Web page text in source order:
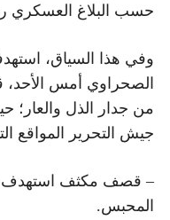
حسب البلاغ العسكري رقم 201 الصادر عن وزارة الدفاع
وفي هذا السياق،
الصحراوي أمس الأحد،
من جدار الذل
جيش التحرير المواقع
– قصف مكثف استهدف
المحبس.